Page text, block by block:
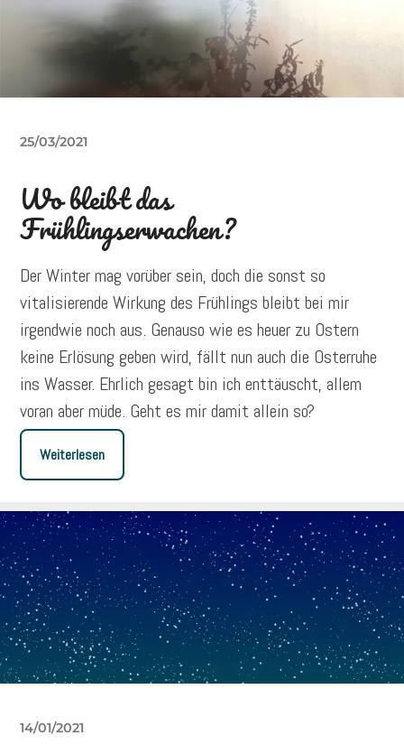
25/03/2021
Wo bleibt das
Frühlingserwachen?
Der Winter mag vorüber sein, doch die sonst so
vitalisierende Wirkung des Frühlings bleibt bei mir
irgendwie noch aus. Genauso wie es heuer zu Ostern
keine Erlösung geben wird, fällt nun auch die Osterruhe
ins Wasser. Ehrlich gesagt bin ich enttäuscht, allem
voran aber müde. Geht es mir damit allein so?
Weiterlesen
14/01/2021